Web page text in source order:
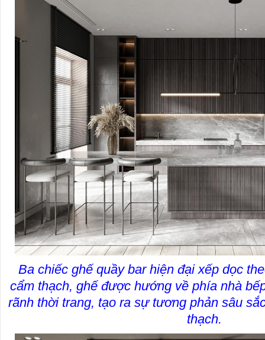
Ba chiếc ghế quầy bar hiện đại xếp dọc
cẩm thạch, ghế được hướng về phía nhà
rãnh thời trang, tạo ra sự tương phản sâu
thạch.